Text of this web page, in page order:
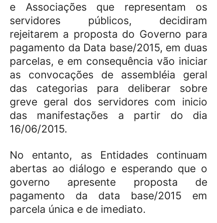
e Associações que representam os
servidores públicos, decidiram
rejeitarem a proposta do Governo para
pagamento da Data base/2015, em duas
parcelas, e em consequência vão iniciar
as convocações de assembléia geral
das categorias para deliberar sobre
greve geral dos servidores com inicio
das manifestações a partir do dia
16/06/2015.
No entanto, as Entidades continuam
abertas ao diálogo e esperando que o
governo apresente proposta de
pagamento da data base/2015 em
parcela única e de imediato.